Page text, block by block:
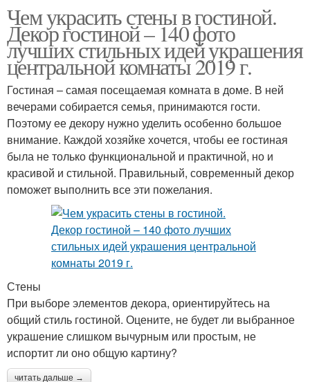
Чем украсить стены в гостиной.
Декор гостиной – 140 фото
лучших стильных идей украшения
центральной комнаты 2019 г.
Гостиная – самая посещаемая комната в доме. В ней
вечерами собирается семья, принимаются гости.
Поэтому ее декору нужно уделить особенно большое
внимание. Каждой хозяйке хочется, чтобы ее гостиная
была не только функциональной и практичной, но и
красивой и стильной. Правильный, современный декор
поможет выполнить все эти пожелания.
Стены
При выборе элементов декора, ориентируйтесь на
общий стиль гостиной. Оцените, не будет ли выбранное
украшение слишком вычурным или простым, не
испортит ли оно общую картину?
читать дальше →